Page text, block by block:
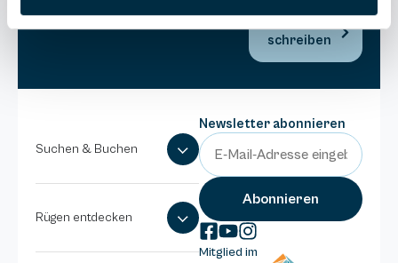
schreiben
Suchen & Buchen
Rügen entdecken
Newsletter abonnieren
Mitglied im